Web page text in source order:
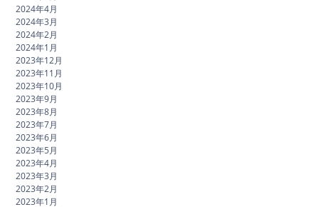
2024年4月
2024年3月
2024年2月
2024年1月
2023年12月
2023年11月
2023年10月
2023年9月
2023年8月
2023年7月
2023年6月
2023年5月
2023年4月
2023年3月
2023年2月
2023年1月